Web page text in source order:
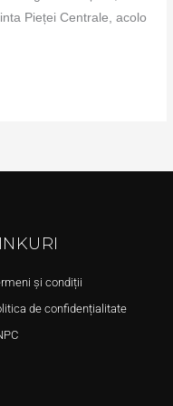
Pieței Centrale, acolo
și condiții
de confidențialitate